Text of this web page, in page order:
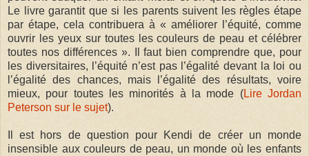
Le livre garantit que si les parents suivent les règles étape
par étape, cela contribuera à « améliorer l’équité, comme
ouvrir les yeux sur toutes les couleurs de peau et célébrer
toutes nos différences ». Il faut bien comprendre que, pour
les diversitaires, l’équité n’est pas l’égalité devant la loi ou
l’égalité des chances, mais l’égalité des résultats, voire
mieux, pour toutes les minorités à la mode (Lire Jordan
Peterson sur le sujet).
Il est hors de question pour Kendi de créer un monde
insensible aux couleurs de peau, un monde où les enfants